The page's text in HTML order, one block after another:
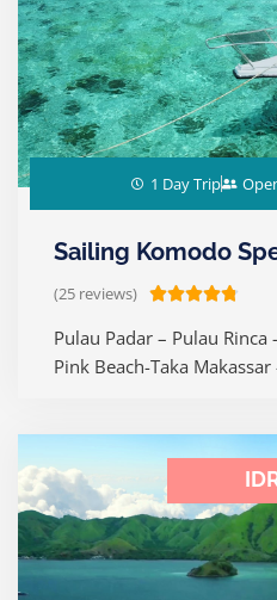
o
f
5
1 Day Trip
Sailing Komodo
(25 reviews) 
t
e
4
.
8
o
u
t
Pulau Padar – Pulau
Pink Beach-Taka